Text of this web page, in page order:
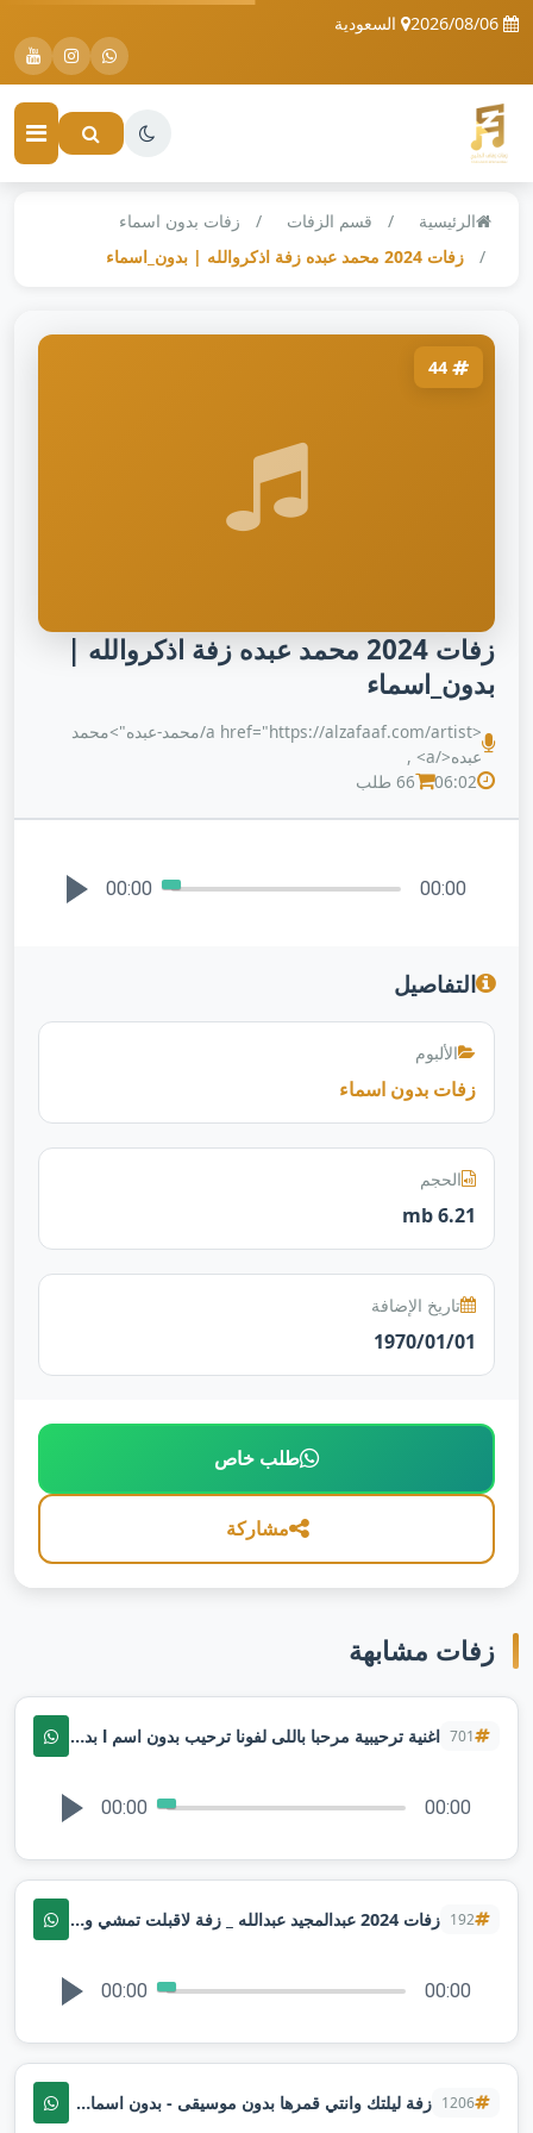
السعودية
الرئيسية قسم الزفات
زفات بدون اسماء
زفات 2024 محمد عبده زفة اذكروالله | بدون_اسماء
زفات 2024 محمد عبده زفة اذكروالله |
بدون_اسماء
<a href="https://alzafaaf.com/artist/محمد-عبده">محمد
عبده</a> ,
06:02
66 طلب
00:00 00:00
التفاصيل
الألبوم
زفات بدون اسماء
الحجم
6.21 mb
تاريخ الإضافة
1970/01/01
طلب خاص
مشاركة
زفات مشابهة
701 اغنية ترحيبية مرحبا باللى لفونا ترحيب بدون اسم l بدون موسيقى
00:00 00:00
192 زفات 2024 عبدالمجيد عبدالله _ زفة لاقبلت تمشي وحلاها _ بدون اسم
00:00 00:00
1206 زفة ليلتك وانتي قمرها بدون موسيقى - بدون اسماء ماجد المهندس لطلب بدون حقوق